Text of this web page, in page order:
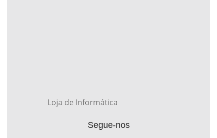
Loja de Informática
Segue-nos